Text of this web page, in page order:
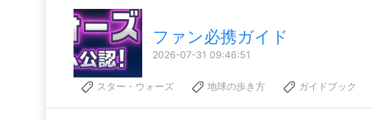
ファン必携ガイド
2026-07-31 09:46:51
スター・ウォーズ 地球の歩き方 ガイドブック